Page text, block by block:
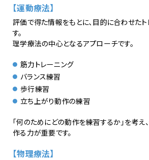
【運動療法】
評価で得た情報をもとに、目的に合わせた
す。
理学療法の中心となるアプローチです。
筋力トレーニング
バランス練習
歩行練習
立ち上がり動作の練習
「何のためにどの動作を練習するか」を考え
作る力が重要です。
【物理療法】